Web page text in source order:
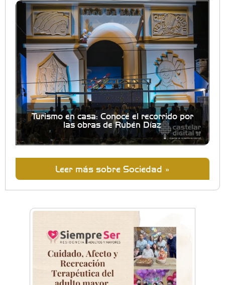
Turismo en casa: Conocé el recorrido por
las obras de Rubén Díaz
Leer más sobre Sociedad »